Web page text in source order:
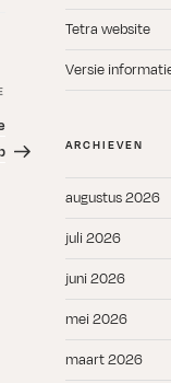
Volgend
bericht
Tetra website
Versie
ARCHIEVEN
augustus 2026
juli 2026
juni 2026
mei 2026
maart 2026